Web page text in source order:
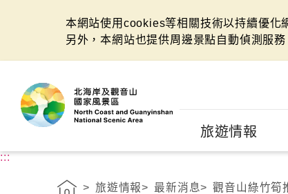
本網站使用cookies等相關技術以持續優化
另外，本網站也提供周邊景點自動偵測服
旅遊情報
:::
旅遊情報 最新消息 觀音山綠竹筍